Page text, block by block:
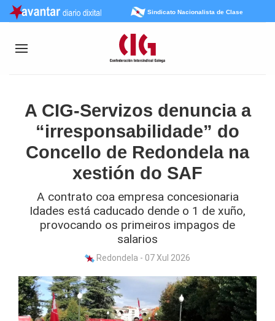
Sindicato Nacionalista de Clase
A CIG-Servizos denuncia a
“irresponsabilidade” do
Concello de Redondela na
xestión do SAF
A contrato coa empresa concesionaria
Idades está caducado dende o 1 de xuño,
provocando os primeiros impagos de
salarios
Redondela - 07 Xul 2026